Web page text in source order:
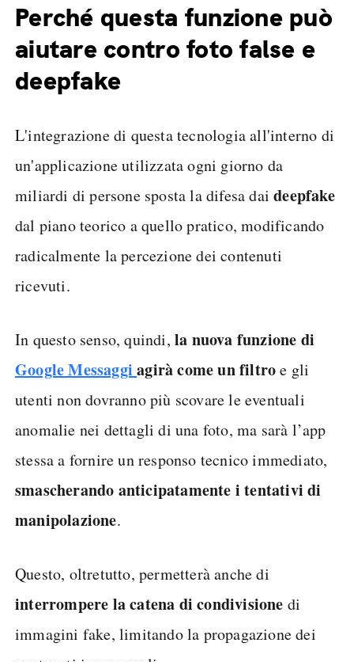
Perché questa funzione può
aiutare contro foto false e
deepfake
L'integrazione di questa tecnologia all'interno di
un'applicazione utilizzata ogni giorno da
miliardi di persone sposta la difesa daideepfake
dal piano teorico a quello pratico, modificando
radicalmente la percezione dei contenuti
ricevuti.
In questo senso, quindi, la nuova funzione di
Google Messaggiagirà come un filtroe gli
utenti non dovranno più scovare le eventuali
anomalie nei dettagli di una foto, ma sarà l’app
stessa a fornire un responso tecnico immediato,
smascherando anticipatamente i tentativi di
manipolazione.
Questo, oltretutto, permetterà anche di
interrompere la catena di condivisione di
immagini fake, limitando la propagazione dei